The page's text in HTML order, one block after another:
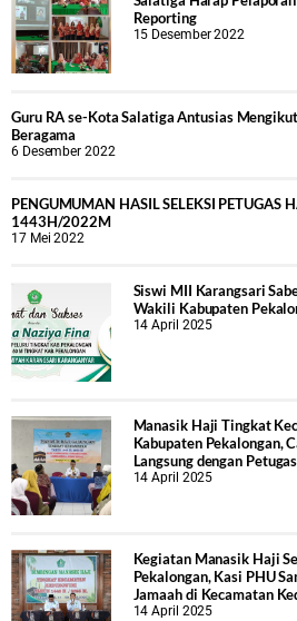
Reporting
15 Desember 2022
Guru RA se-Kota Salatiga Antusias
Beragama
6 Desember 2022
PENGUMUMAN HASIL SELEKSI PETUGAS
1443H/2022M
17 Mei 2022
Siswi MII Karangsari
Wakili Kabupaten
14 April 2025
Manasik Haji Tingkat
Kabupaten Pekalongan,
Langsung dengan
14 April 2025
Kegiatan Manasik Haji
Pekalongan, Kasi PHU
Jamaah di Kecamatan
14 April 2025